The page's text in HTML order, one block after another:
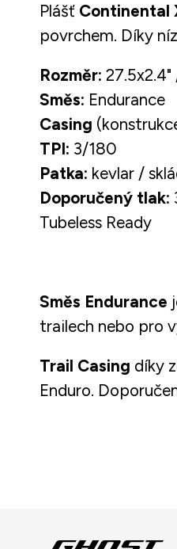
Plášť Continental
povrchem. Díky
Rozměr:
Směs: Endurance
Casing
TPI: 3/180
Patka: kevlar /
Doporučený tlak:
Tubeless Ready
Směs Endurance
trailech nebo pro
Trail Casing díky
Enduro.